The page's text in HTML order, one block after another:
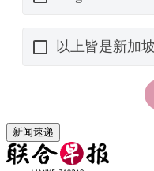
新闻速递